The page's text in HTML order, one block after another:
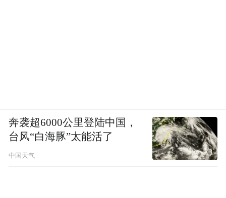
奔袭超6000公里登陆中国，
台风“白海豚”太能活了
中国天气